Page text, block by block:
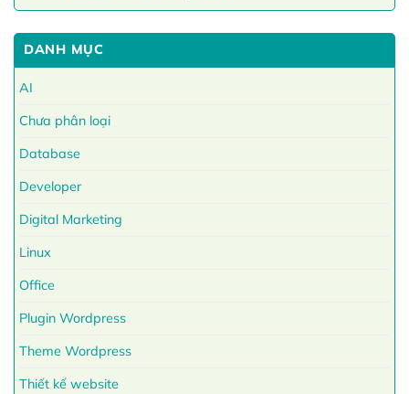
DANH MỤC
AI
Chưa phân loại
Database
Developer
Digital Marketing
Linux
Office
Plugin Wordpress
Theme Wordpress
Thiết kế website